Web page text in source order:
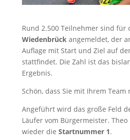
Rund 2.500 Teilnehmer sind für
Wiedenbrück angemeldet, der
Auflage mit Start und Ziel auf
stattfindet. Die Zahl ist das
Ergebnis.
Schön, dass Sie mit Ihrem Team
Angeführt wird das große Feld
Läufer vom Bürgermeister.
wieder die Startnummer 1.